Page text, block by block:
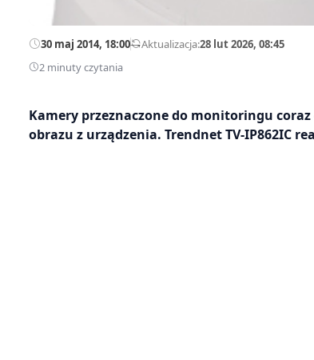
30 maj 2014, 18:00—Aktualizacja:28 lut 2026, 08:45
2 minuty czytania
Kamery przeznaczone do monitoringu
obrazu z urządzenia. Trendnet TV-IP862IC